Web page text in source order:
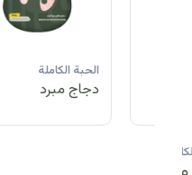
الحبة الكاملة
دجاج مبرد